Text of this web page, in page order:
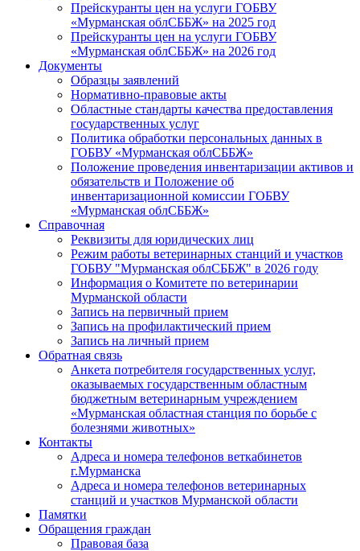
Прейскуранты цен на услуги ГОБВУ
«Мурманская облСББЖ» на 2025 год
Прейскуранты цен на услуги ГОБВУ
«Мурманская облСББЖ» на 2026 год
Документы
Образцы заявлений
Нормативно-правовые акты
Областные стандарты качества предоставления
государственных услуг
Политика обработки персональных данных в
ГОБВУ «Мурманская облСББЖ»
Положение проведения инвентаризации активов и
обязательств и Положение об
инвентаризационной комиссии ГОБВУ
«Мурманская облСББЖ»
Справочная
Реквизиты для юридических лиц
Режим работы ветеринарных станций и участков
ГОБВУ "Мурманская облСББЖ" в 2026 году
Информация о Комитете по ветеринарии
Мурманской области
Запись на первичный прием
Запись на профилактический прием
Запись на личный прием
Обратная связь
Анкета потребителя государственных услуг,
оказываемых государственным областным
бюджетным ветеринарным учреждением
«Мурманская областная станция по борьбе с
болезнями животных»
Контакты
Адреса и номера телефонов веткабинетов
г.Мурманска
Адреса и номера телефонов ветеринарных
станций и участков Мурманской области
Памятки
Обращения граждан
Правовая база